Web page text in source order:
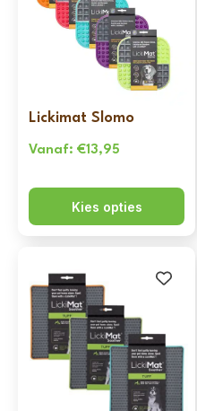
Lickimat Slomo
Vanaf: €13,95
Kies opties